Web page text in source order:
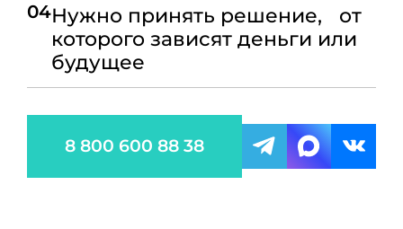
04Нужно принять решение, от
которого зависят деньги или
будущее
8 800 600 88 38